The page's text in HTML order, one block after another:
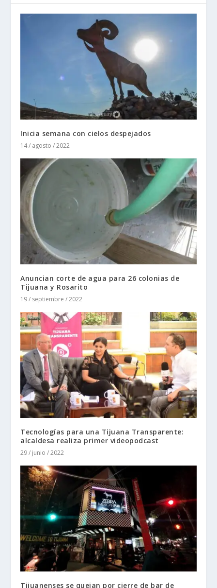
Inicia semana con cielos despejados
14 / agosto / 2022
Anuncian corte de agua para 26 colonias de
Tijuana y Rosarito
19 / septiembre / 2022
Tecnologías para una Tijuana Transparente:
alcaldesa realiza primer videopodcast
29 / junio / 2022
Tijuanenses se quejan por cierre de bar de